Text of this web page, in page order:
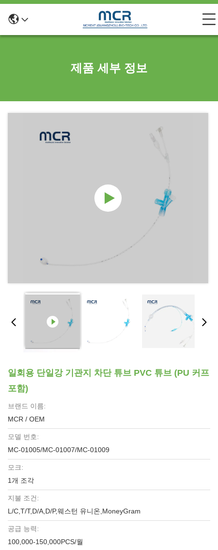
제품 세부 정보
일회용 단일강 기관지 차단 튜브 PVC 튜브 (PU 커프
포함)
브랜드 이름:
MCR / OEM
모델 번호:
MC-01005/MC-01007/MC-01009
모크:
1개 조각
지불 조건:
L/C,T/T,D/A,D/P,웨스턴 유니온,MoneyGram
공급 능력:
100,000-150,000PCS/월